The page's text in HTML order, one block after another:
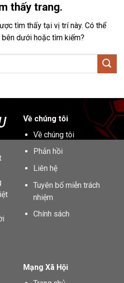
thấy trang.
tìm thấy tại vị trí này. Có thể
dưới hoặc tìm kiếm?
Về chúng tôi
Về chúng tôi
Phản hồi
Liên hệ
Tuyên bố miễn trách
nhiệm
Chính sách
Mạng Xã Hội